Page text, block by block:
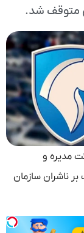
متوقف شد.
مدیره و
ناشران سازمان